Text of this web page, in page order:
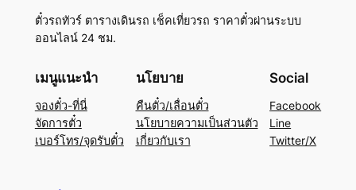
ตั๋วรถทัวร์ ตารางเดินรถ เช็คเที่ยวรถ ราคาตั๋วผ่านระบบ
ออนไลน์ 24 ชม.
เมนูแนะนำ
จองตั๋ว-ที่นี่
จัดการตั๋ว
เบอร์โทร/จุดรับตั๋ว
นโยบาย
คืนตั๋ว/เลื่อนตั๋ว
นโยบายความเป็นส่วนตัว
เกี่ยวกับเรา
Social
Facebook
Line
Twitter/X